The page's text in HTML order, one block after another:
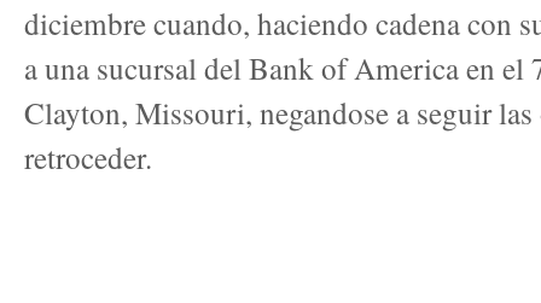
diciembre cuando, haciendo cadena con
a una sucursal del Bank of America en el
Clayton, Missouri, negandose a seguir
retroceder.